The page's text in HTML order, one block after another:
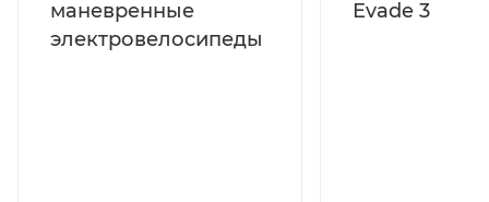
маневренные
электровелосипеды
Evade 3